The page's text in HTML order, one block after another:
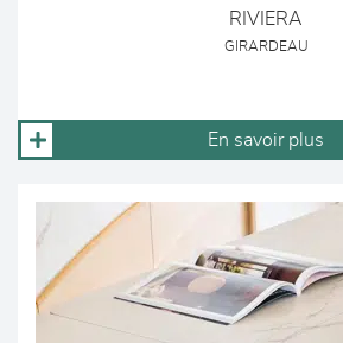
RIVIERA
GIRARDEAU
En savoir plus